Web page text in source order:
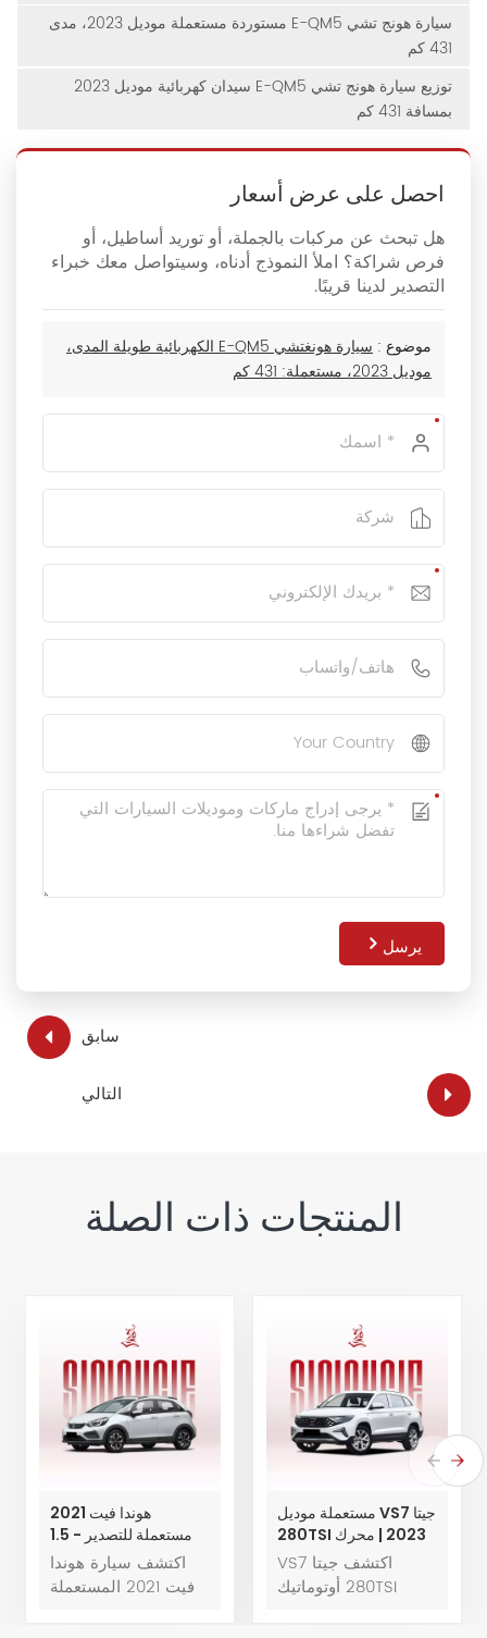
سيارة هونج تشي E-QM5 مستوردة مستعملة موديل 2023، مدى
431 كم
توزيع سيارة هونج تشي E-QM5 سيدان كهربائية موديل 2023
بمسافة 431 كم
احصل على عرض أسعار
هل تبحث عن مركبات بالجملة، أو توريد أساطيل، أو
فرص شراكة؟ املأ النموذج أدناه، وسيتواصل معك خبراء
التصدير لدينا قريبًا.
موضوع :
سيارة هونغتشي E-QM5 الكهربائية طويلة المدى،
موديل 2023، مستعملة: 431 كم
يرسل
سابق
التالي
المنتجات ذات الصلة
جيتا VS7 مستعملة موديل
2023 | محرك 280TSI
أوتوماتيكي متقدم |
60,000 كم | تصدير من
الصين
اكتشف جيتا VS7
280TSI أوتوماتيك
هوندا فيت 2021
مستعملة للتصدير - 1.5
لتر CVT، 100 ألف كم،
عرض الوكلاء والموزعين
اكتشف سيارة هوندا
فيت 2021 المستعملة